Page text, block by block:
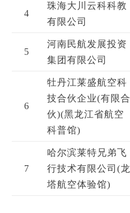
4
珠海大川云科科教
有限公司
5
河南民航发展投资
集团有限公司
6
牡丹江莱盛航空科
技合伙企业(有限合
伙)(黑龙江省航空
科普馆)
7
哈尔滨莱特兄弟飞
行技术有限公司(龙
塔航空体验馆)